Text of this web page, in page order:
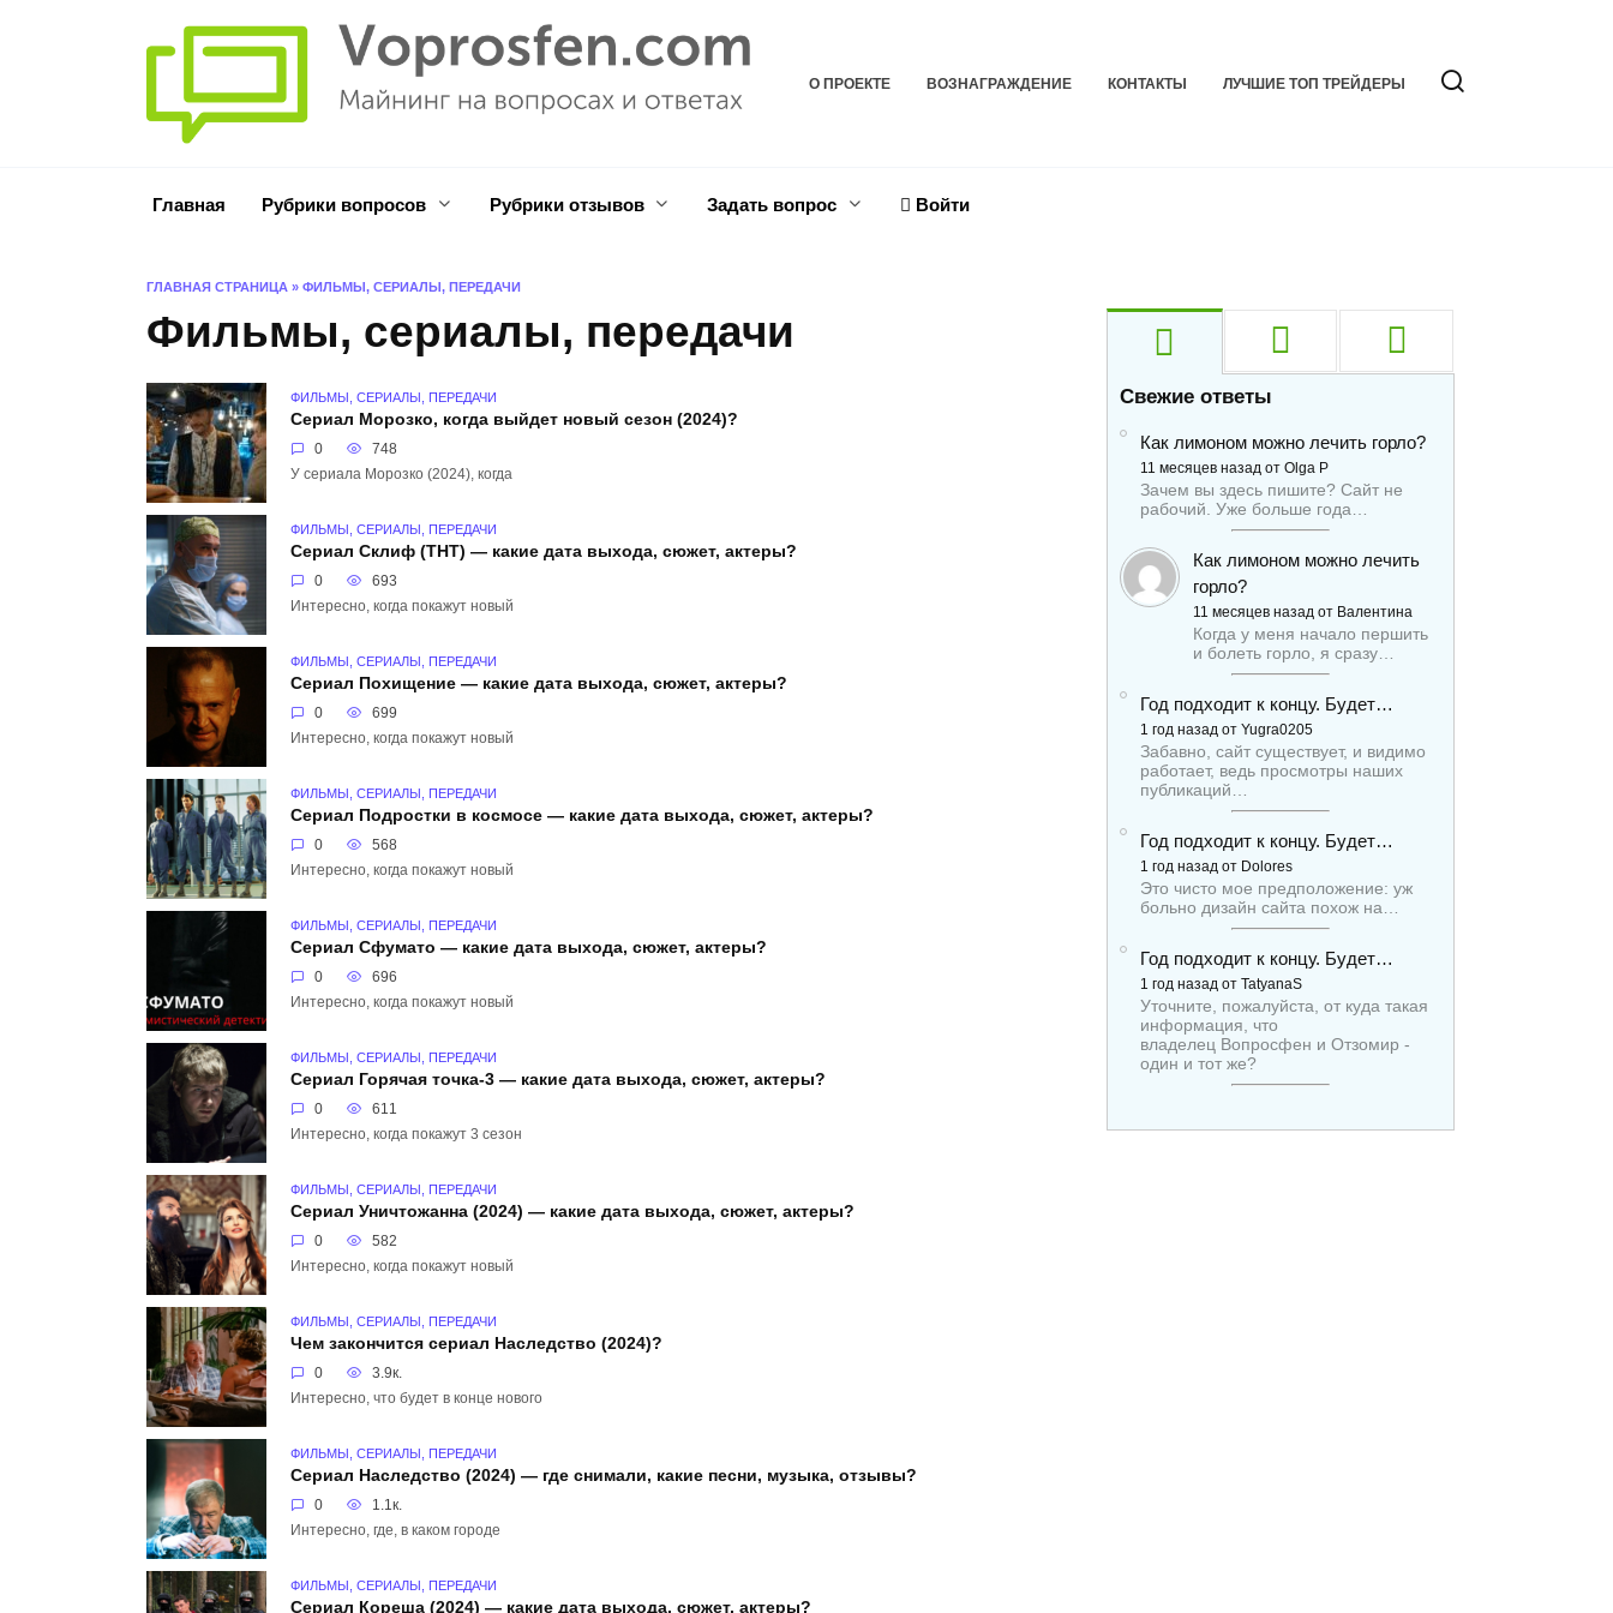
О ПРОЕКТЕ ВОЗНАГРАЖДЕНИЕ КОНТАКТЫ ЛУЧШИЕ ТОП ТРЕЙДЕРЫ
Главная Рубрики вопросов Рубрики отзывов Задать вопрос Войти
ГЛАВНАЯ СТРАНИЦА » ФИЛЬМЫ, СЕРИАЛЫ, ПЕРЕДАЧИ
Фильмы, сериалы, передачи
ФИЛЬМЫ, СЕРИАЛЫ, ПЕРЕДАЧИ
Сериал Морозко, когда выйдет новый сезон (2024)?
0
748
У сериала Морозко (2024), когда
ФИЛЬМЫ, СЕРИАЛЫ, ПЕРЕДАЧИ
Сериал Склиф (ТНТ) — какие дата выхода, сюжет, актеры?
0
693
Интересно, когда покажут новый
ФИЛЬМЫ, СЕРИАЛЫ, ПЕРЕДАЧИ
Сериал Похищение — какие дата выхода, сюжет, актеры?
0
699
Интересно, когда покажут новый
ФИЛЬМЫ, СЕРИАЛЫ, ПЕРЕДАЧИ
Сериал Подростки в космосе — какие дата выхода, сюжет, актеры?
0
568
Интересно, когда покажут новый
ФИЛЬМЫ, СЕРИАЛЫ, ПЕРЕДАЧИ
Сериал Сфумато — какие дата выхода, сюжет, актеры?
0
696
Интересно, когда покажут новый
ФИЛЬМЫ, СЕРИАЛЫ, ПЕРЕДАЧИ
Сериал Горячая точка-3 — какие дата выхода, сюжет, актеры?
0
611
Интересно, когда покажут 3 сезон
ФИЛЬМЫ, СЕРИАЛЫ, ПЕРЕДАЧИ
Сериал Уничтожанна (2024) — какие дата выхода, сюжет, актеры?
0
582
Интересно, когда покажут новый
ФИЛЬМЫ, СЕРИАЛЫ, ПЕРЕДАЧИ
Чем закончится сериал Наследство (2024)?
0
3.9к.
Интересно, что будет в конце нового
ФИЛЬМЫ, СЕРИАЛЫ, ПЕРЕДАЧИ
Сериал Наследство (2024) — где снимали, какие песни, музыка, отзывы?
0
1.1к.
Интересно, где, в каком городе
ФИЛЬМЫ, СЕРИАЛЫ, ПЕРЕДАЧИ
Сериал Кореша (2024) — какие дата выхода, сюжет, актеры?
Свежие ответы
Как лимоном можно лечить горло?
11 месяцев назад от Olga P
Зачем вы здесь пишите? Сайт не
рабочий. Уже больше года…
Как лимоном можно лечить
горло?
11 месяцев назад от Валентина
Когда у меня начало першить
и болеть горло, я сразу…
Год подходит к концу. Будет…
1 год назад от Yugra0205
Забавно, сайт существует, и видимо
работает, ведь просмотры наших
публикаций…
Год подходит к концу. Будет…
1 год назад от Dolores
Это чисто мое предположение: уж
больно дизайн сайта похож на…
Год подходит к концу. Будет…
1 год назад от TatyanaS
Уточните, пожалуйста, от куда такая
информация, что
владелец Вопросфен и Отзомир -
один и тот же?